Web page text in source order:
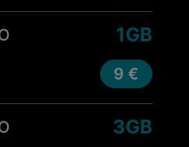
1GB
9 €
3GB